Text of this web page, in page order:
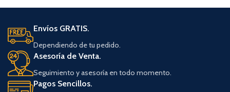
Envíos GRATIS.
Dependiendo de tu pedido.
Asesoría de Venta.
Seguimiento y asesoría en todo momento.
Pagos Sencillos.